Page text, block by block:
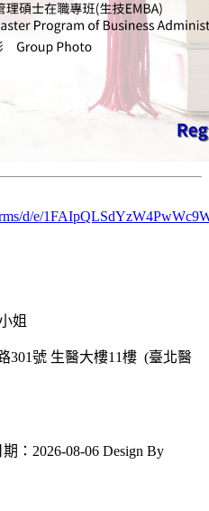
d/e/
姐
301號 生醫大樓11樓 (臺北醫
：2026-08-06 Design By